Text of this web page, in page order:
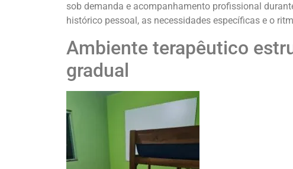
sob demanda e acompanhamento profissional
histórico pessoal, as necessidades específicas e o
Ambiente terapêutico
gradual